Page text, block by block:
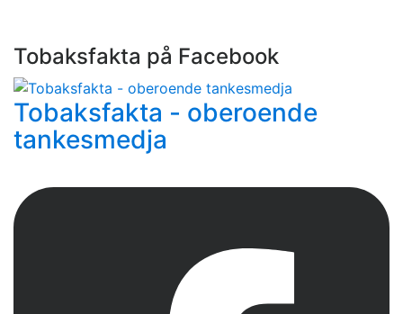
Tobaksfakta på Facebook
Tobaksfakta - oberoende
tankesmedja